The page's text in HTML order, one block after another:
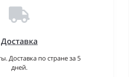
Доставка
Доставка по стране за 5
дней.